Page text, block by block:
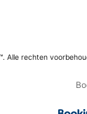
Alle rechten